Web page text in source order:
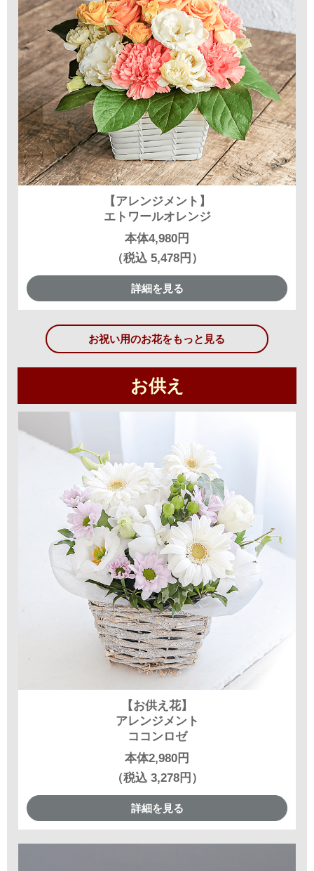
【アレンジメント】
エトワールオレンジ
本体4,980円
（税込 5,478円）
詳細を見る
お祝い用のお花をもっと見る
お供え
【お供え花】
アレンジメント
ココンロゼ
本体2,980円
（税込 3,278円）
詳細を見る